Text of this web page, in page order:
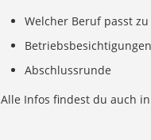
Welcher Beruf passt
Betriebsbesichtigungen
Abschlussrunde
Alle Infos findest du auch